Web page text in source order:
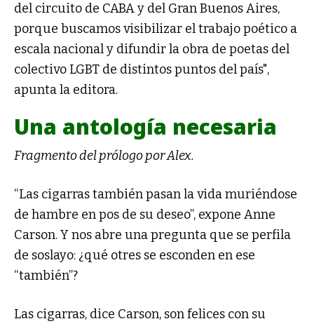
del circuito de CABA y del Gran Buenos Aires,
porque buscamos visibilizar el trabajo poético a
escala nacional y difundir la obra de poetas del
colectivo LGBT de distintos puntos del país",
apunta la editora.
Una antología necesaria
Fragmento del prólogo por Alex.
“Las cigarras también pasan la vida muriéndose
de hambre en pos de su deseo”, expone Anne
Carson. Y nos abre una pregunta que se perfila
de soslayo: ¿qué otres se esconden en ese
“también”?
Las cigarras, dice Carson, son felices con su